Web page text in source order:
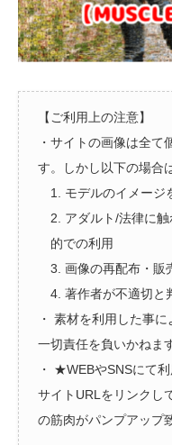
【ご利用上の注意】
・サイトの画像は全
す。しかし以下の場合
1. モデルのイメージ
2. アダルト/法律に
的での利用
3. 画像の再配布・販
4. 著作者が不適切と
・ 素材を利用した事
一切責任を負いかねま
・ ★WEBやSNSにて
サイトURLをリンクし
の筋肉がパンプアップ